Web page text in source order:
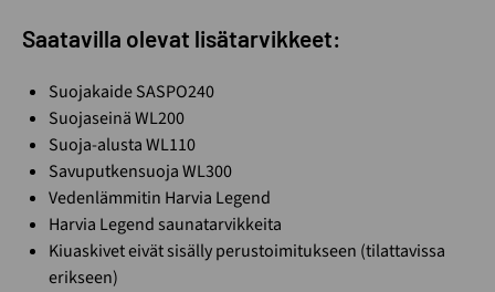
Saatavilla olevat lisätarvikkeet:
Suojakaide SASPO240
Suojaseinä WL200
Suoja-alusta WL110
Savuputkensuoja WL300
Vedenlämmitin Harvia Legend
Harvia Legend saunatarvikkeita
Kiuaskivet eivät sisälly perustoimitukseen (tilattavissa
erikseen)